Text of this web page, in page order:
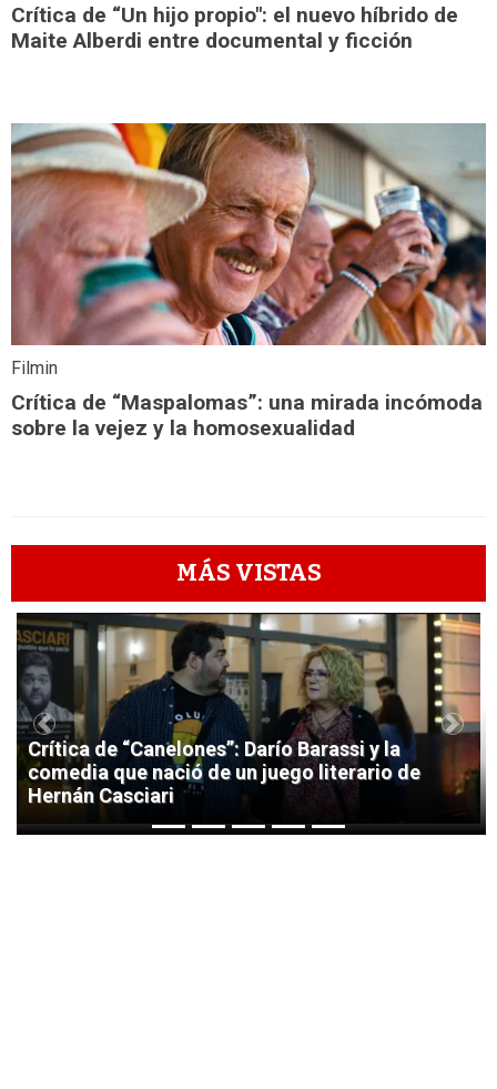
Crítica de “Un hijo propio": el nuevo híbrido de
Maite Alberdi entre documental y ficción
Filmin
Crítica de “Maspalomas”: una mirada incómoda
sobre la vejez y la homosexualidad
MÁS VISTAS
1
Crítica de “Canelones”: Darío Barassi y la
comedia que nació de un juego literario de
Hernán Casciari
Previous Next